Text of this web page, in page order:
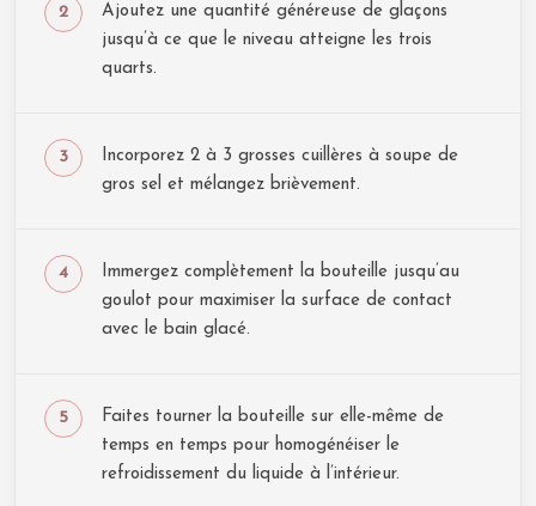
Ajoutez une quantité généreuse de glaçons
jusqu’à ce que le niveau atteigne les trois
quarts.
Incorporez 2 à 3 grosses cuillères à soupe de
gros sel et mélangez brièvement.
Immergez complètement la bouteille jusqu’au
goulot pour maximiser la surface de contact
avec le bain glacé.
Faites tourner la bouteille sur elle-même de
temps en temps pour homogénéiser le
refroidissement du liquide à l’intérieur.